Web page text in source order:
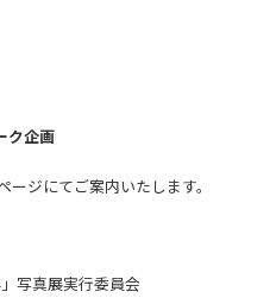
ク企画
ジにてご案内いたします。
写真展実行委員会